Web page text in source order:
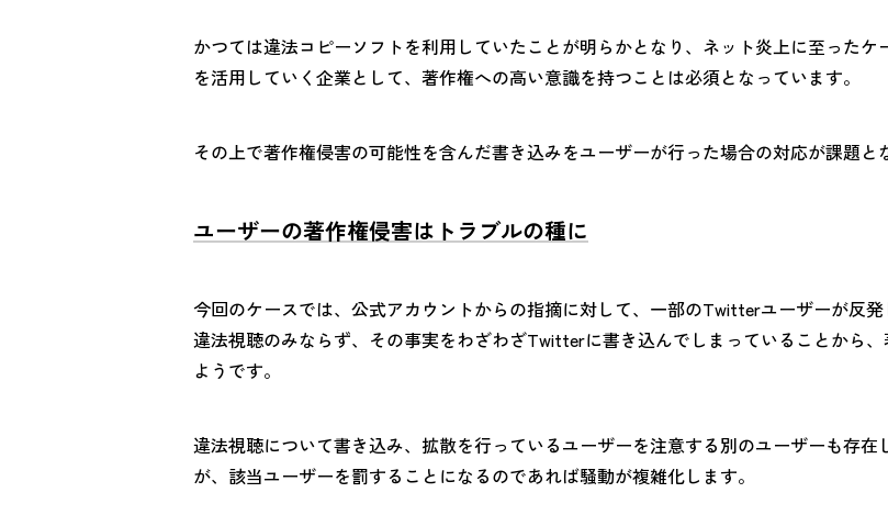
かつては違法コピーソフトを利用していたことが明らかとなり、ネット炎上に至った
を活用していく企業として、著作権への高い意識を持つことは必須となっています。
その上で著作権侵害の可能性を含んだ書き込みをユーザーが行った場合の対応が課題と
ユーザーの著作権侵害はトラブルの種に
今回のケースでは、公式アカウントからの指摘に対して、一部のTwitterユーザーが反発
違法視聴のみならず、その事実をわざわざTwitterに書き込んでしまっていることから
ようです。
違法視聴について書き込み、拡散を行っているユーザーを注意する別のユーザーも存
が、該当ユーザーを罰することになるのであれば騒動が複雑化します。